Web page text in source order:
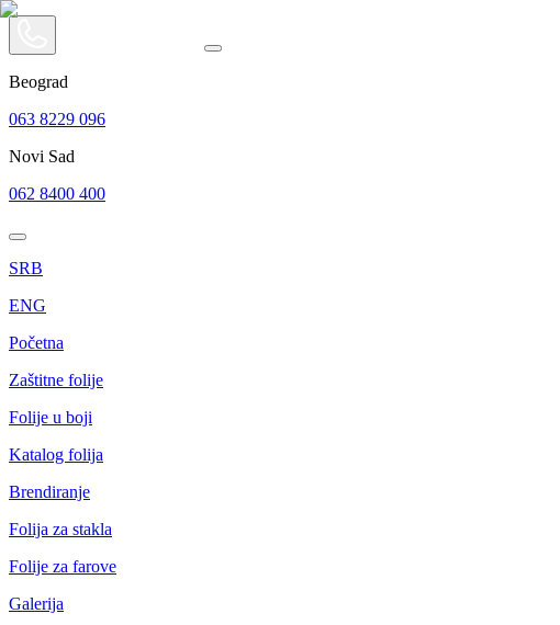
Beograd
063 8229 096
Novi Sad
062 8400 400
SRB
ENG
Početna
Zaštitne folije
Folije u boji
Katalog folija
Brendiranje
Folija za stakla
Folije za farove
Galerija